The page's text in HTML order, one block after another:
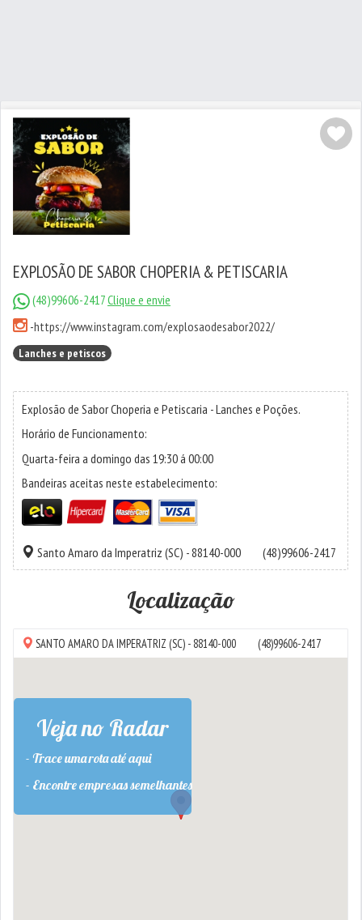
EXPLOSÃO DE SABOR CHOPERIA & PETISCARIA
(48)99606-2417Clique e envie
-https://www.instagram.com/explosaodesabor2022/
Lanches e petiscos
Explosão de Sabor Choperia e Petiscaria - Lanches e Poções.
Horário de Funcionamento:
Quarta-feira a domingo das 19:30 á 00:00
Bandeiras aceitas neste estabelecimento:
Santo Amaro da Imperatriz (SC) - 88140-000 (48)99606-2417
Localização
SANTO AMARO DA IMPERATRIZ (SC) - 88140-000 (48)99606-2417
Veja no Radar
- Trace uma rota até aqui
- Encontre empresas semelhantes